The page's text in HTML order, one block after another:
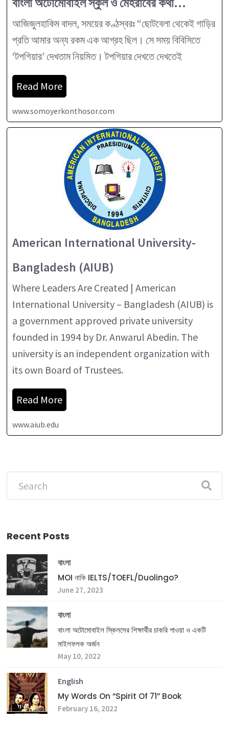
আজিজুলহাকিম বাদল, সময়ের কণ্ঠস্বরঃ “ছোটবেলা থেকেই গাড়ির
প্রতি আমার অন্য রকম এক আগ্রহ ছিল। সে সময় বিবিসিতে
‘টপগিয়ার’ দেখতাম নিয়মিত। টপগিয়ার দেখতে দেখতেই
Read More
www.somoyerkonthosor.com
American International University-
Bangladesh (AIUB)
Where Leaders Are Created | American
International University – Bangladesh (AIUB) is
a government approved private university
founded in 1994 by Dr. Anwarul Abedin. The
university is an independent organization with
its own Board of Trustees.
Read More
www.aiub.edu
Recent Posts
বাংলা
MOI নাকি IELTS/TOEFL/Duolingo?
June 27, 2023
বাংলা
বাংলা অটোমোবাইল স্কিলসের শিক্ষার্থীর চাকরি পাওয়া ও একটি
মাইলফলক অর্জন
May 10, 2022
English
My Words On “spirit Of 71” Book
February 16, 2022